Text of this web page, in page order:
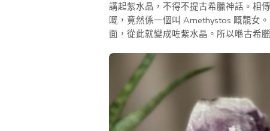
講起紫水晶，不得不提古希臘神話。相
嘅，竟然係一個叫 Amethystos 嘅靚女
面，從此就變成咗紫水晶。所以喺古希